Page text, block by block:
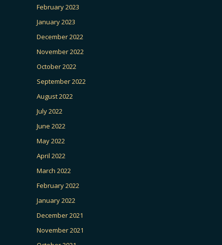
February 2023
January 2023
December 2022
November 2022
October 2022
September 2022
August 2022
July 2022
June 2022
May 2022
April 2022
March 2022
February 2022
January 2022
December 2021
November 2021